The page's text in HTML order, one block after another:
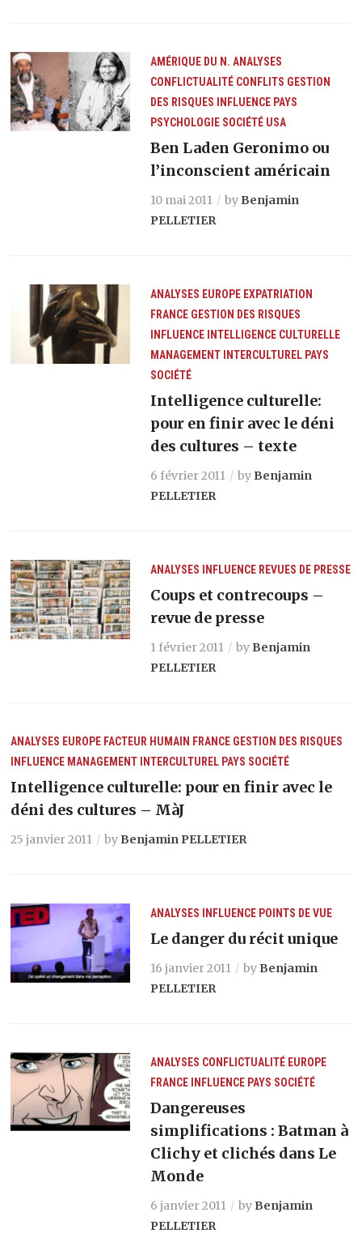
AMÉRIQUE DU N. ANALYSES
CONFLICTUALITÉ CONFLITS GESTION
DES RISQUES
INFLUENCE PAYS
PSYCHOLOGIE SOCIÉTÉ USA
Ben Laden Geronimo ou
l’inconscient américain
10 mai 2011 by Benjamin
PELLETIER
ANALYSES EUROPE EXPATRIATION
FRANCE GESTION DES RISQUES
INFLUENCE
INTELLIGENCE CULTURELLE
MANAGEMENT INTERCULTUREL PAYS
SOCIÉTÉ
Intelligence culturelle:
pour en finir avec le déni
des cultures – texte
6 février 2011 by Benjamin
PELLETIER
ANALYSES INFLUENCE REVUES DE PRESSE
Coups et contrecoups –
revue de presse
1 février 2011 by Benjamin
PELLETIER
ANALYSES EUROPE FACTEUR HUMAIN FRANCE GESTION DES RISQUES
INFLUENCE MANAGEMENT INTERCULTUREL PAYS SOCIÉTÉ
Intelligence culturelle: pour en finir avec le
déni des cultures – MàJ
25 janvier 2011 by Benjamin PELLETIER
ANALYSES INFLUENCE POINTS DE VUE
Le danger du récit unique
16 janvier 2011 by Benjamin
PELLETIER
ANALYSES CONFLICTUALITÉ EUROPE
FRANCE
INFLUENCE PAYS SOCIÉTÉ
Dangereuses
simplifications : Batman à
Clichy et clichés dans Le
Monde
6 janvier 2011 by Benjamin
PELLETIER